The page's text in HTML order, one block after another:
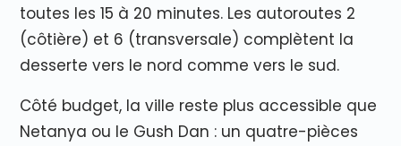
toutes les 15 à 20 minutes. Les autoroutes 2
(côtière) et 6 (transversale) complètent la
desserte vers le nord comme vers le sud.
Côté budget, la ville reste plus accessible que
Netanya ou le Gush Dan : un quatre-pièces